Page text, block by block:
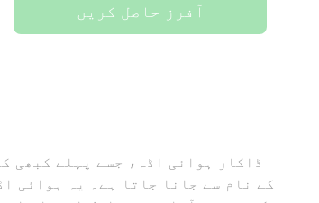
آفرز حاصل کریں
ڈاکار ہوائی اڈہ، جسے پہلے کبھی